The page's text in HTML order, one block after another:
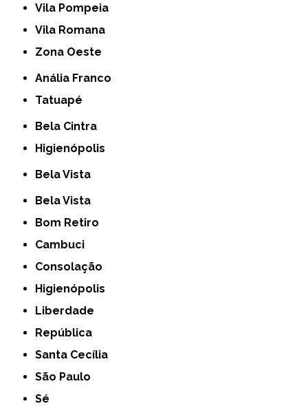
Vila Pompeia
Vila Romana
Zona Oeste
Anália Franco
Tatuapé
Bela Cintra
Higienópolis
Bela Vista
Bela Vista
Bom Retiro
Cambuci
Consolação
Higienópolis
Liberdade
República
Santa Cecília
São Paulo
Sé